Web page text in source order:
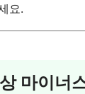
요.
마이너